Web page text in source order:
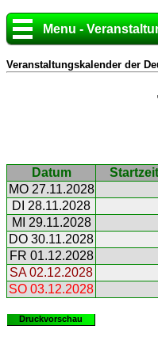
Menu -
Veranstaltungskalender der
Datum Startzeit
MO 27.11.2028
DI 28.11.2028
MI 29.11.2028
DO 30.11.2028
FR 01.12.2028
SA 02.12.2028
SO 03.12.2028
Druckvorschau